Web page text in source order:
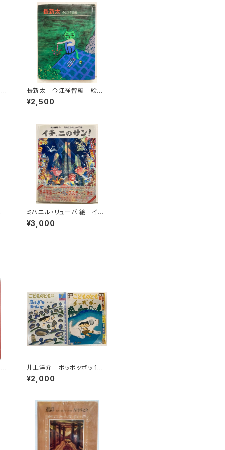
長新太 今江祥智編 絵本
作家文庫 1977年 すばる
書房文庫
¥2,500
ミハエル・リューバ 絵 イチ、
ニのサン！ 筒井康隆 作 1
986年 初版 帯 河出書
¥3,000
井上洋介 ボッボッボッ 199
6年 ふしぎなみせ 2000年
（年中向） こどものとも 絵
¥2,000